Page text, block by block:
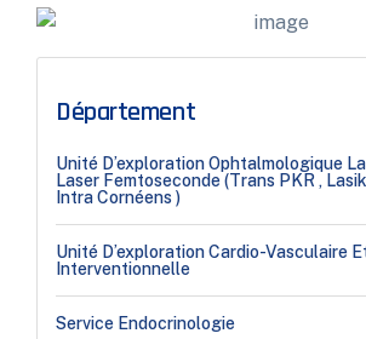
Département
Unité D’exploration Ophtalmologique
Laser Femtoseconde (Trans PKR ,
Intra Cornéens )
Unité D’exploration Cardio-Vasculaire
Interventionnelle
Service Endocrinologie